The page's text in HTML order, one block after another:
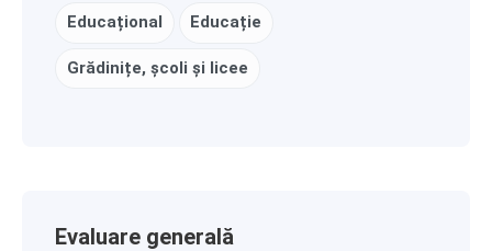
Educațional Educație
Grădinițe, școli și licee
Evaluare generală